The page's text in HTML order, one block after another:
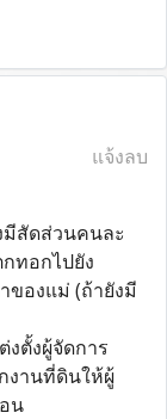
แจ้งลบ
สัดส่วนคนละ
ทอกไปยัง
ของแม่ (ถ้ายังมี
ตั้งผู้จัดการ
งานที่ดินให้ผู้
น